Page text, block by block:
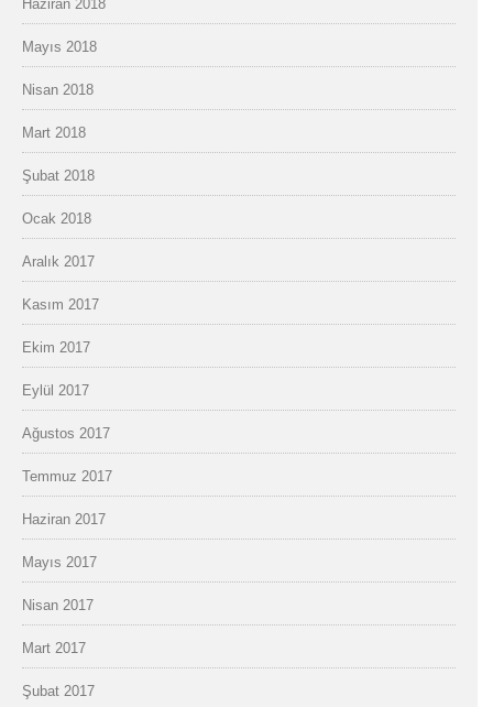
Haziran 2018
Mayıs 2018
Nisan 2018
Mart 2018
Şubat 2018
Ocak 2018
Aralık 2017
Kasım 2017
Ekim 2017
Eylül 2017
Ağustos 2017
Temmuz 2017
Haziran 2017
Mayıs 2017
Nisan 2017
Mart 2017
Şubat 2017